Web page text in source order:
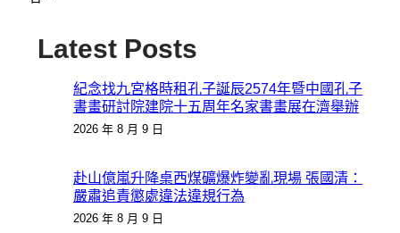
Latest Posts
紀念找九宮格時租孔子誕辰2574年暨中國孔子
書畫研討院建院十五周年名家書畫展在濟舉辦
2026 年 8 月 9 日
赴山億嵐升降桌西煤礦爆炸變亂現場 張國清：
嚴肅追責懲處違法違規行為
2026 年 8 月 9 日